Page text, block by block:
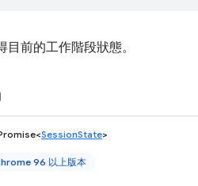
目前的工作階段狀態。
SessionState>
96 以上版本